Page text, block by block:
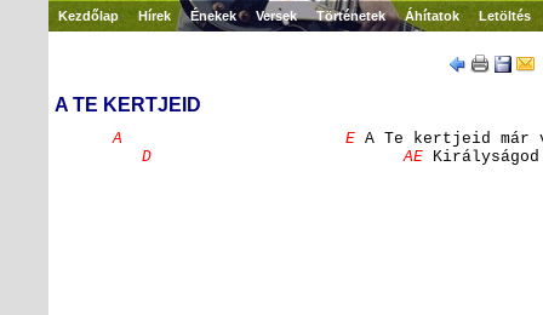
Kezdőlap Hírek Énekek Versek Történetek Áhítatok Letöltés
A TE KERTJEID
A E A Te kertjeid már
D AE